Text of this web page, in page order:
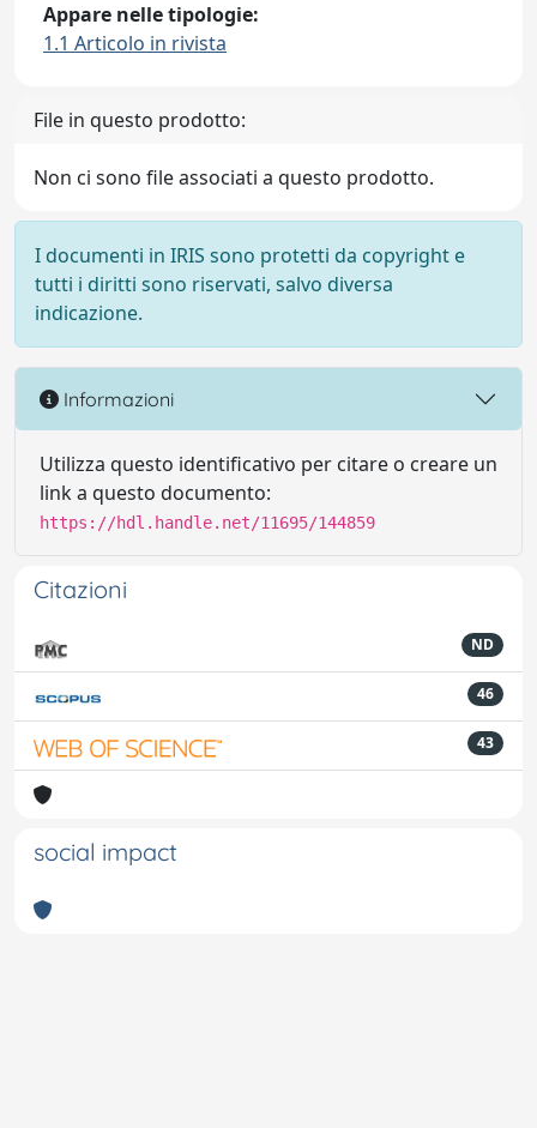
Appare nelle tipologie:
1.1 Articolo in rivista
File in questo prodotto:
Non ci sono file associati a questo prodotto.
I documenti in IRIS sono protetti da copyright e
tutti i diritti sono riservati, salvo diversa
indicazione.
Informazioni
Utilizza questo identificativo per citare o creare un
link a questo documento:
https://hdl.handle.net/11695/144859
Citazioni
ND
46
43
social impact